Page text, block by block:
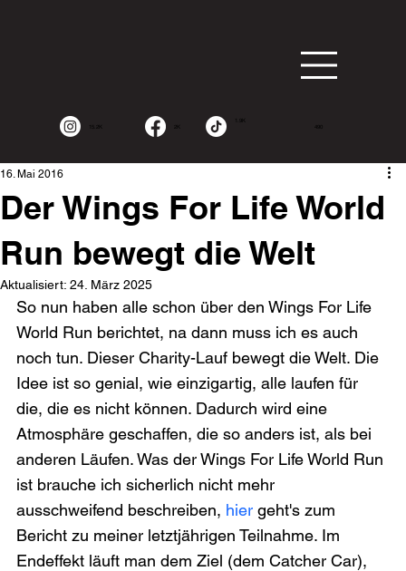
15.2K 2K
1.9K
490
Der Wings For Life World
Run bewegt die Welt
16. Mai 2016
Aktualisiert: 24. März 2025
So nun haben alle schon über den Wings For Life
World Run berichtet, na dann muss ich es auch
noch tun. Dieser Charity-Lauf bewegt die Welt. Die
Idee ist so genial, wie einzigartig, alle laufen für
die, die es nicht können. Dadurch wird eine
Atmosphäre geschaffen, die so anders ist, als bei
anderen Läufen. Was der Wings For Life World Run
ist brauche ich sicherlich nicht mehr
ausschweifend beschreiben, hier geht's zum
Bericht zu meiner letztjährigen Teilnahme. Im
Endeffekt läuft man dem Ziel (dem Catcher Car),